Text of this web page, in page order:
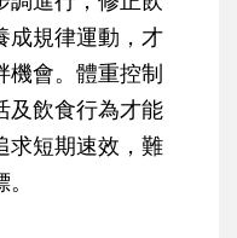
成規律運動，才
機會。體重控制
及飲食行為才能
求短期速效，難